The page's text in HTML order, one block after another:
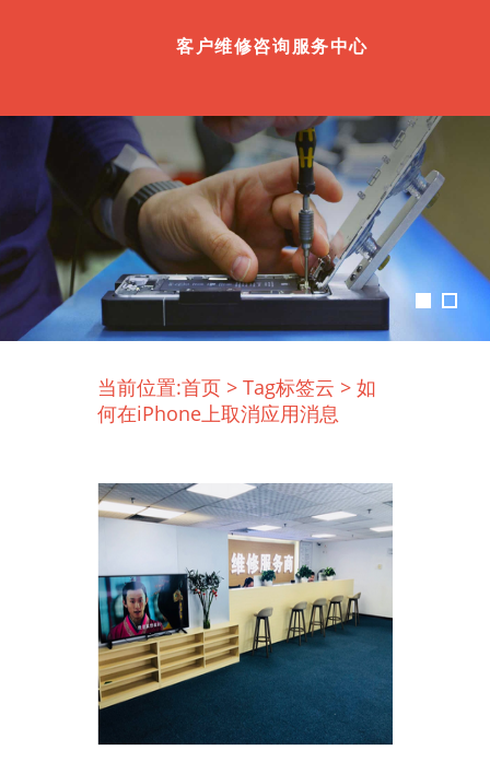
客户维修咨询服务中心
当前位置:首页 > Tag标签云 > 如
何在iPhone上取消应用消息